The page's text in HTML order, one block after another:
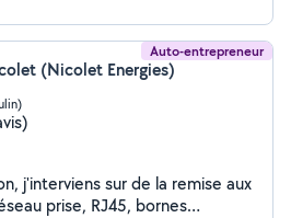
Auto-entrepreneur
(Nicolet Energies)
j'interviens sur de la remise aux
prise, RJ45, bornes